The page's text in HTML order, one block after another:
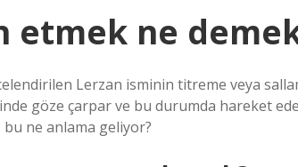
etmek ne
Lerzan isminin titreme veya
göze çarpar ve bu durumda hareket
ne anlama geliyor?